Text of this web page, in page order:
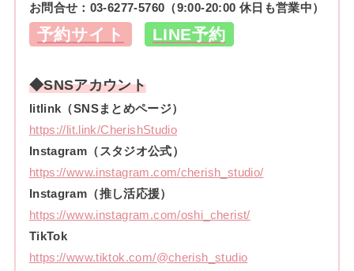
お問合せ： 03-6277-5760 （9:00-20:00 休日も営業中）
予約サイト LINE予約
◆SNSアカウント
litlink（SNSまとめページ）
https://lit.link/CherishStudio
Instagram（スタジオ公式）
https://www.instagram.com/cherish_studio/
Instagram（推し活応援）
https://www.instagram.com/oshi_cherist/
TikTok
https://www.tiktok.com/@cherish_studio